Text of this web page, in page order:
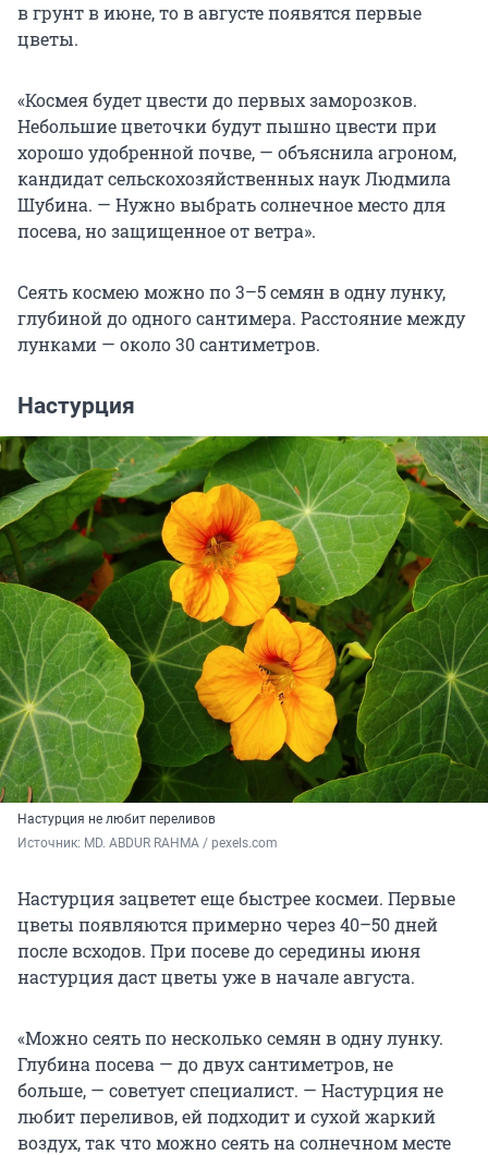
в грунт в июне, то в августе появятся первые
цветы.
«Космея будет цвести до первых заморозков.
Небольшие цветочки будут пышно цвести при
хорошо удобренной почве, — объяснила агроном,
кандидат сельскохозяйственных наук Людмила
Шубина. — Нужно выбрать солнечное место для
посева, но защищенное от ветра».
Сеять космею можно по 3–5 семян в одну лунку,
глубиной до одного сантимера. Расстояние между
лунками — около 30 сантиметров.
Настурция
Настурция не любит переливов
Источник: MD. ABDUR RAHMA / pexels.com
Настурция зацветет еще быстрее космеи. Первые
цветы появляются примерно через 40–50 дней
после всходов. При посеве до середины июня
настурция даст цветы уже в начале августа.
«Можно сеять по несколько семян в одну лунку.
Глубина посева — до двух сантиметров, не
больше, — советует специалист. — Настурция не
любит переливов, ей подходит и сухой жаркий
воздух, так что можно сеять на солнечном месте